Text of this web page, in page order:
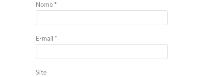
Nome*
E-mail *
Site